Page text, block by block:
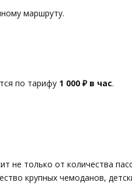
маршруту.
по тарифу 1 000 ₽ в час.
не только от количества
крупных чемоданов,